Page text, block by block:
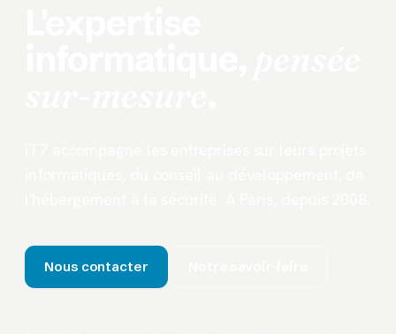
Nous contacter